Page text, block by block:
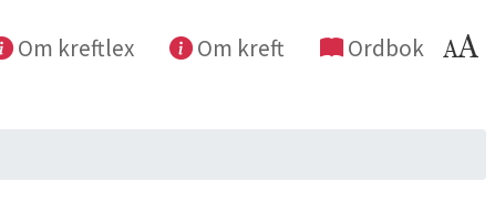
Om kreftlex Om kreft Ordbok